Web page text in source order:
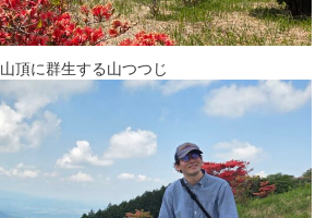
山頂に群生する山つつじ